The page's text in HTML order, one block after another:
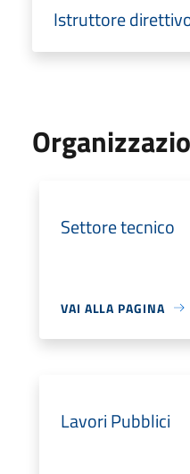
Istruttore
Settore tecnico
VAI ALLA PAGINA
Lavori Pubblici